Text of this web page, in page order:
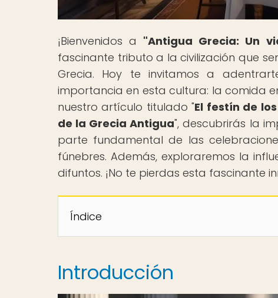
¡Bienvenidos a "Antigua Grecia: Un
fascinante tributo a la civilización que
Grecia. Hoy te invitamos a
importancia en esta cultura: la comida
nuestro artículo titulado "El festín de
de la Grecia Antigua", descubrirás la
parte fundamental de las
fúnebres. Además, exploraremos la
difuntos. ¡No te pierdas esta fascinante
Índice
Introducción